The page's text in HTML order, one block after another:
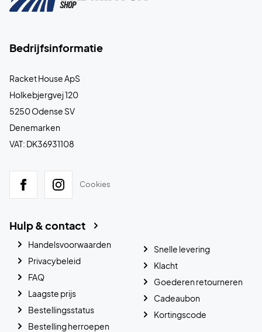
Bedrijfsinformatie
Racket House ApS
Holkebjergvej 120
5250 Odense SV
Denemarken
VAT: DK36931108
Cookies
Hulp & contact
Handelsvoorwaarden
Privacybeleid
FAQ
Laagste prijs
Bestellingsstatus
Bestelling herroepen
Snelle levering
Klacht
Goederen retourneren
Cadeaubon
Kortingscode